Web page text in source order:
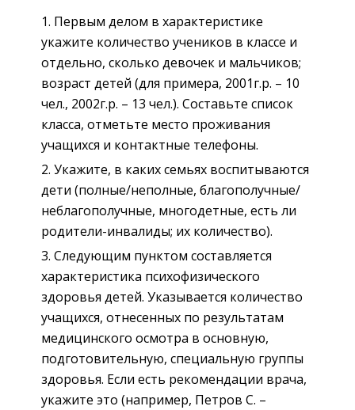
Первым делом в характеристике
укажите количество учеников в классе и
отдельно, сколько девочек и мальчиков;
возраст детей (для примера, 2001г.р. – 10
чел., 2002г.р. – 13 чел.). Составьте список
класса, отметьте место проживания
учащихся и контактные телефоны.
Укажите, в каких семьях воспитываются
дети (полные/неполные, благополучные/
неблагополучные, многодетные, есть ли
родители-инвалиды; их количество).
Следующим пунктом составляется
характеристика психофизического
здоровья детей. Указывается количество
учащихся, отнесенных по результатам
медицинского осмотра в основную,
подготовительную, специальную группы
здоровья. Если есть рекомендации врача,
укажите это (например, Петров С. –